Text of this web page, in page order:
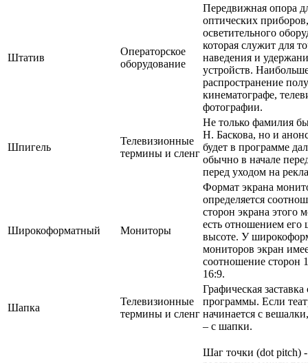
Штатив
Операторское
оборудование
Передвижная опора
оптических приборов,
осветительного
которая служит для
наведения и
устройств.
распространение
кинематографе,
фотографии.
Шпигель
Телевизионные
термины и сленг
Не только фамилия
Н. Баскова, но и
будет в программе
обычно в начале
перед уходом на
Широкоформатный Мониторы
Формат экрана
определяется
сторон экрана этого
есть отношением
высоте. У
мониторов экран
соотношение сторон
16:9.
Шапка
Телевизионные
термины и сленг
Графическая
программы. Если
начинается с
– с шапки.
Шаг точки (dot pitch) -